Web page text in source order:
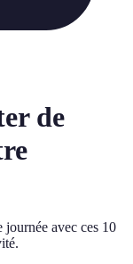
de
avec ces 10